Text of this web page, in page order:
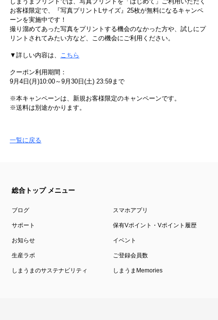
お客様限定で、『写真プリントLサイズ』25枚が無料になるキャンペ
ーンを実施中です！
撮り溜めてあった写真をプリントする機会のなかった方や、試しにプ
リントされてみたい方など、この機会にご利用ください。
▼詳しい内容は、 こちら
クーポン利用期間：
9月4日(月)10:00～9月30日(土) 23:59まで
※本キャンペーンは、新規お客様限定のキャンペーンです。
※送料は別途かかります。
一覧に戻る
総合トップ メニュー
ブログ スマホアプリ
サポート 保有Vポイント・Vポイント履歴
お知らせ イベント
生産ラボ ご登録会員数
しまうまのサステナビリティ しまうまMemories